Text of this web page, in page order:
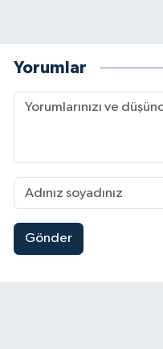
Yorumlar
Gönder